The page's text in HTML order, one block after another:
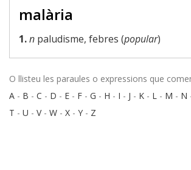
malària
1.n paludisme, febres (popular)
O llisteu les paraules o expressions que
A - B - C - D - E - F - G - H - I - J - K - L - M - N
T - U - V- W - X - Y - Z